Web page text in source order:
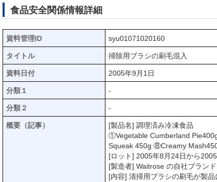
食品安全関係情報詳細
資料管理ID syu01071020160
タイトル 掃除用ブラシの刷毛混入
資料日付 2005年9月1日
分類１ -
分類２ -
概要（記事）
[製品名] 調理済み冷凍食品
①Vegetable Cumberland
Squeak 450g ⑧Creamy
[ロット] 2005年8月24日から
[製造者] Waitrose の自社ブランド
[内容] 清掃用ブラシの刷毛が製